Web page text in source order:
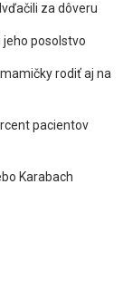
za dôveru
posolstvo
rodiť aj na
pacientov
Karabach